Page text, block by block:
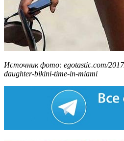
Источник фото: egotastic.com/
daughter-bikini-time-in-miami